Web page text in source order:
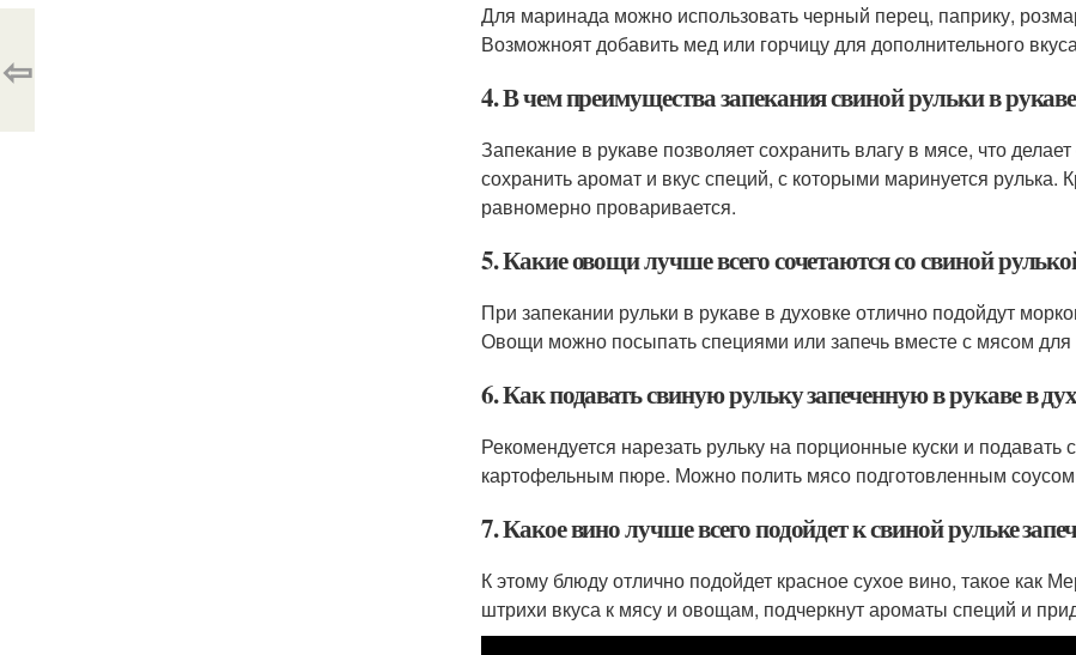
Для маринада можно использовать черный перец, паприку,
Возможноят добавить мед или горчицу для дополнительного
4. В чем преимущества запекания свиной рульки в
Запекание в рукаве позволяет сохранить влагу в мясе, что
сохранить аромат и вкус специй, с которыми маринуется рулька.
равномерно проваривается.
5. Какие овощи лучше всего сочетаются со свиной
При запекании рульки в рукаве в духовке отлично подойдут
Овощи можно посыпать специями или запечь вместе с мясом для
6. Как подавать свиную рульку запеченную в рукаве в
Рекомендуется нарезать рульку на порционные куски и
картофельным пюре. Можно полить мясо подготовленным соусом
7. Какое вино лучше всего подойдет к свиной рульке
К этому блюду отлично подойдет красное сухое вино, такое как
штрихи вкуса к мясу и овощам, подчеркнут ароматы специй и
⇦